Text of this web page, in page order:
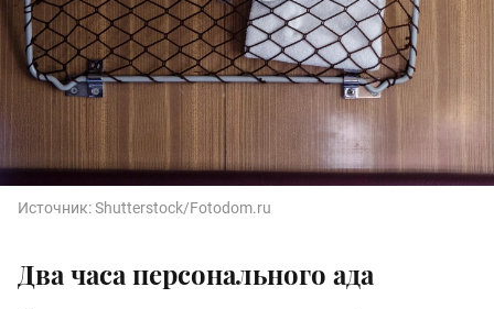
Источник:Shutterstock/Fotodom.ru
Два часа персонального ада